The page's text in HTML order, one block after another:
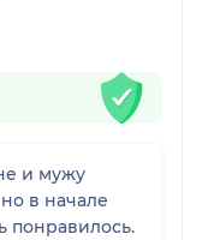
и мужу
в начале
понравилось.